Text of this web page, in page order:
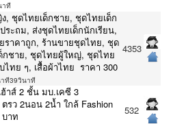
าที
ชุดไทยเด็กชาย, ชุดไทยเด็ก
ะถม, ส่งชุดไทยเด็กนักเรียน,
ราคาถูก, ร้านขายชุดไทย, ชุด
กชาย, ชุดไทยผู้ใหญ่, ชุดไทย
ไทย ๆ, เสื้อผ้าไทย ราคา 300
ที39วินาที
4353
ฮ้าส์ 2 ชั้น มบ.เคซี 3
รว 2นอน 2น้ำ ใกล้ Fashion
บาท
532